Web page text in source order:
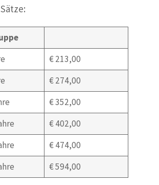
€ 213,00
€ 274,00
€ 352,00
€ 402,00
€ 474,00
€ 594,00